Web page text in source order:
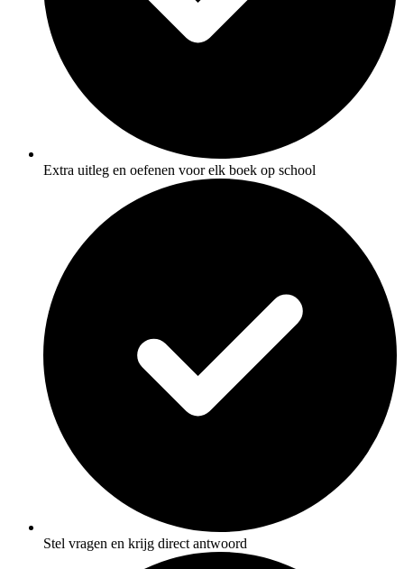
Extra uitleg en oefenen voor elk boek op school
Stel vragen en krijg direct antwoord